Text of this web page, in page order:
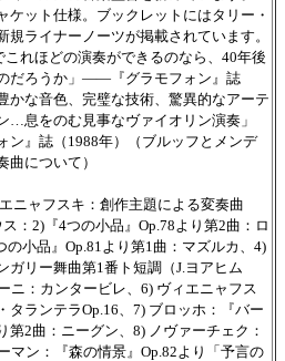
ケット仕様。ブックレットにはタリー・
規ライナーノーツが掲載されています。
これほどの演奏ができるのなら、40年後
だろうか」――『グラモフォン』誌
かな音色、完璧な技術、驚異的なアーテ
…息をのむ見事なヴァイオリン演奏」
』誌（1988年）（ブルッフとメンデ
曲について）
エニャフスキ：創作主題による変奏曲
：2)『4つの小品』Op.78より第2曲：ロ
の小品』Op.81より第1曲：マズルカ、4)
ガリー舞曲第1番ト短調（J.ヨアヒム
ニ：カンタービレ、6) ヴィエニャフス
タランテラOp.16、7) ブロッホ：『バー
第2曲：ニーグン、8) ノヴァーチェク：
マン：『森の情景』Op.82より「予言の